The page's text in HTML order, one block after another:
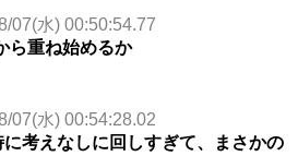
07(水) 00:50:54.77
ら重ね始めるか
07(水) 00:54:28.02
考えなしに回しすぎて、まさかの